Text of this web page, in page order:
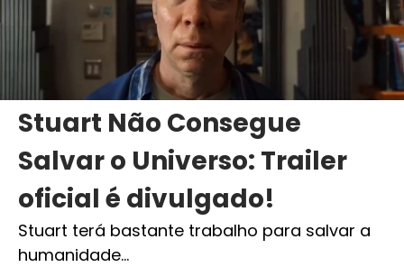
Stuart Não Consegue
Salvar o Universo: Trailer
oficial é divulgado!
Stuart terá bastante trabalho para salvar a
humanidade…